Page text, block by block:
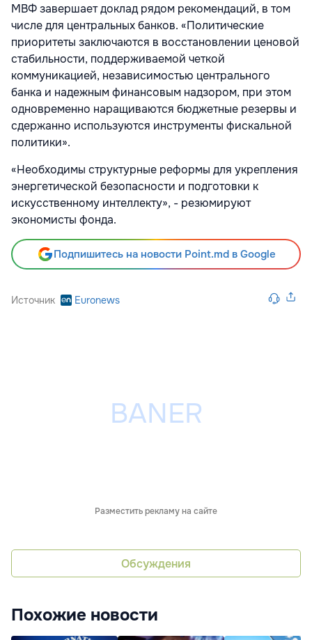
МВФ завершает доклад рядом рекомендаций, в том
числе для центральных банков. «Политические
приоритеты заключаются в восстановлении ценовой
стабильности, поддерживаемой четкой
коммуникацией, независимостью центрального
банка и надежным финансовым надзором, при этом
одновременно наращиваются бюджетные резервы и
сдержанно используются инструменты фискальной
политики».
«Необходимы структурные реформы для укрепления
энергетической безопасности и подготовки к
искусственному интеллекту», - резюмируют
экономисты фонда.
Подпишитесь на новости Point.md в Google
Источник Euronews
Разместить рекламу на сайте
Обсуждения
Похожие новости